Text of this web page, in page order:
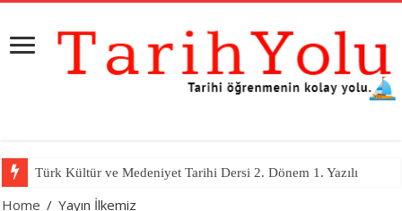
Türk Kültür ve Medeniyet Tarihi Dersi 2. Dönem 1. Yazılı
Home / Yayın İlkemiz